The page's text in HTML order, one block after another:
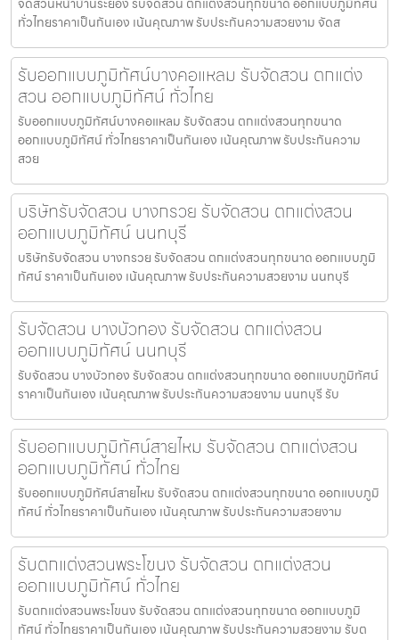
ทั่วไทยราคาเป็นกันเอง เน้นคุณภาพ รับประกันความสวยงาม จัดส
รับออกแบบภูมิทัศน์บางคอแหลม รับจัดสวน ตกแต่ง
สวน ออกแบบภูมิทัศน์ ทั่วไทย
รับออกแบบภูมิทัศน์บางคอแหลม รับจัดสวน ตกแต่งสวนทุกขนาด
ออกแบบภูมิทัศน์ ทั่วไทยราคาเป็นกันเอง เน้นคุณภาพ รับประกันความ
สวย
บริษัทรับจัดสวน บางกรวย รับจัดสวน ตกแต่งสวน
ออกแบบภูมิทัศน์ นนทบุรี
บริษัทรับจัดสวน บางกรวย รับจัดสวน ตกแต่งสวนทุกขนาด ออกแบบภูมิ
ทัศน์ ราคาเป็นกันเอง เน้นคุณภาพ รับประกันความสวยงาม นนทบุรี
รับจัดสวน บางบัวทอง รับจัดสวน ตกแต่งสวน
ออกแบบภูมิทัศน์ นนทบุรี
รับจัดสวน บางบัวทอง รับจัดสวน ตกแต่งสวนทุกขนาด ออกแบบภูมิทัศน์
ราคาเป็นกันเอง เน้นคุณภาพ รับประกันความสวยงาม นนทบุรี รับ
รับออกแบบภูมิทัศน์สายไหม รับจัดสวน ตกแต่งสวน
ออกแบบภูมิทัศน์ ทั่วไทย
รับออกแบบภูมิทัศน์สายไหม รับจัดสวน ตกแต่งสวนทุกขนาด ออกแบบภูมิ
ทัศน์ ทั่วไทยราคาเป็นกันเอง เน้นคุณภาพ รับประกันความสวยงาม
รับตกแต่งสวนพระโขนง รับจัดสวน ตกแต่งสวน
ออกแบบภูมิทัศน์ ทั่วไทย
รับตกแต่งสวนพระโขนง รับจัดสวน ตกแต่งสวนทุกขนาด ออกแบบภูมิ
ทัศน์ ทั่วไทยราคาเป็นกันเอง เน้นคุณภาพ รับประกันความสวยงาม รับต